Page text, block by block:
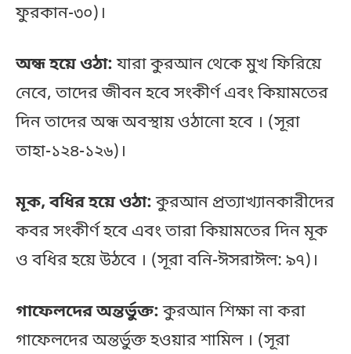
ফুরকান-৩০)।
অন্ধ হয়ে ওঠা:যারা কুরআন থেকে মুখ ফিরিয়ে
নেবে, তাদের জীবন হবে সংকীর্ণ এবং কিয়ামতের
দিন তাদের অন্ধ অবস্থায় ওঠানো হবে । (সূরা
তাহা-১২৪-১২৬)।
মূক, বধির হয়ে ওঠা:কুরআন প্রত্যাখ্যানকারীদের
কবর সংকীর্ণ হবে এবং তারা কিয়ামতের দিন মূক
ও বধির হয়ে উঠবে । (সূরা বনি-ঈসরাঈল: ৯৭)।
গাফেলদের অন্তর্ভুক্ত:কুরআন শিক্ষা না করা
গাফেলদের অন্তর্ভুক্ত হওয়ার শামিল । (সূরা